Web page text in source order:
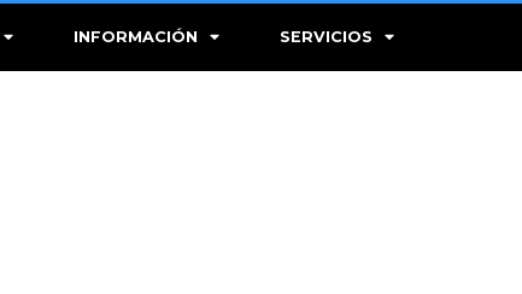
INFORMACIÓN SERVICIOS